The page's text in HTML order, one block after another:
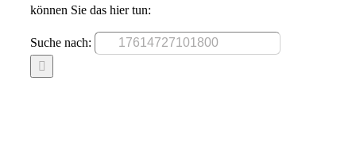
können Sie das hier tun:
Suche nach: